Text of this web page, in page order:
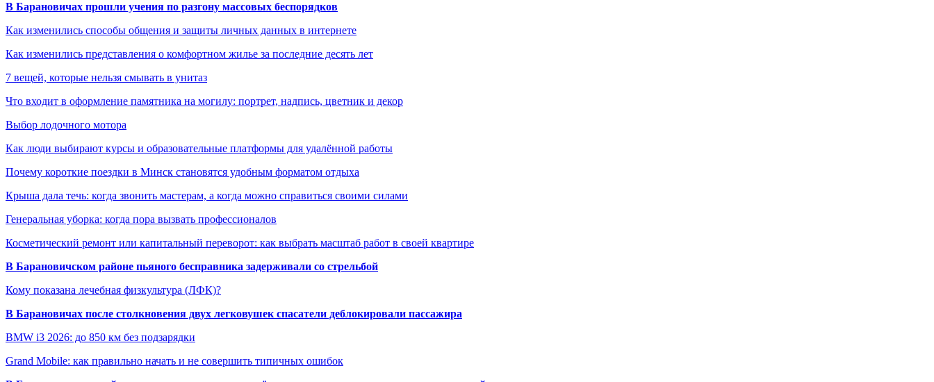
В Барановичах прошли учения по разгону массовых беспорядков
Как изменились способы общения и защиты личных данных в интернете
Как изменились представления о комфортном жилье за последние десять лет
7 вещей, которые нельзя смывать в унитаз
Что входит в оформление памятника на могилу: портрет, надпись, цветник и декор
Выбор лодочного мотора
Как люди выбирают курсы и образовательные платформы для удалённой работы
Почему короткие поездки в Минск становятся удобным форматом отдыха
Крыша дала течь: когда звонить мастерам, а когда можно справиться своими силами
Генеральная уборка: когда пора вызвать профессионалов
Косметический ремонт или капитальный переворот: как выбрать масштаб работ в своей квартире
В Барановичском районе пьяного бесправника задерживали со стрельбой
Кому показана лечебная физкультура (ЛФК)?
В Барановичах после столкновения двух легковушек спасатели деблокировали пассажира
BMW i3 2026: до 850 км без подзарядки
Grand Mobile: как правильно начать и не совершить типичных ошибок